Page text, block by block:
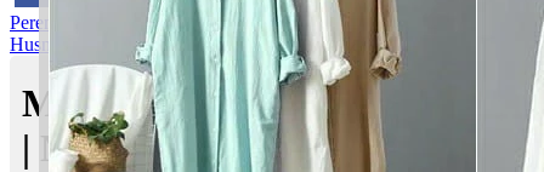
Perempuan Nama Pilihan Nama Gabungan Nama Rasul
Husna
Mom's Club
Maksud nama Afham Harraz
| Maksud Nama dalam Islam